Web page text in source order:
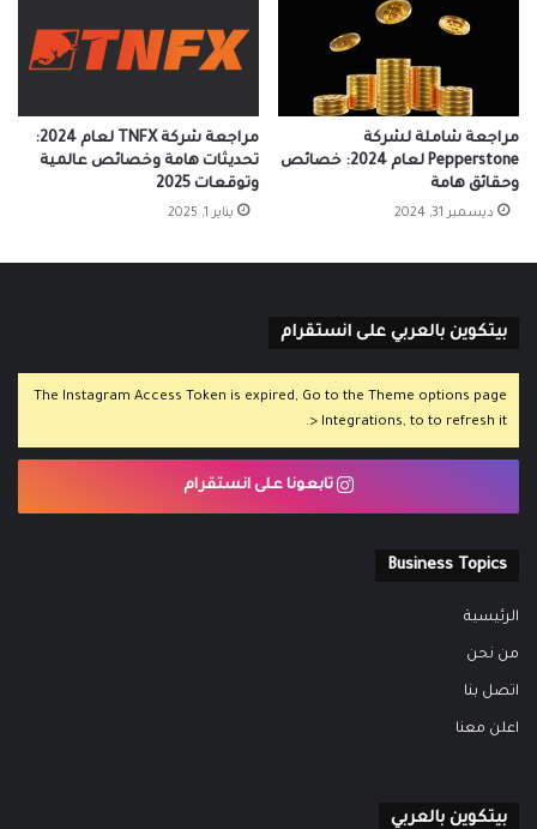
مراجعة شركة TNFX لعام 2024:
تحديثات هامة وخصائص عالمية
وتوقعات 2025
يناير 1, 2025
مراجعة شاملة لشركة
Pepperstone لعام 2024: خصائص
وحقائق هامة
ديسمبر 31, 2024
بيتكوين بالعربي على انستقرام
The Instagram Access Token is expired, Go to the Theme options page
> Integrations, to to refresh it.
تابعونا على انستقرام
Business Topics
الرئيسية
من نحن
اتصل بنا
اعلن معنا
بيتكوين بالعربي